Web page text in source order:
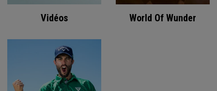
Vidéos World Of Wunder